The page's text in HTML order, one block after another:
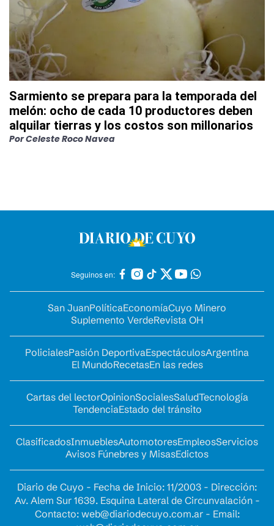
Sarmiento se prepara para la temporada del
melón: ocho de cada 10 productores deben
alquilar tierras y los costos son millonarios
PorCeleste Roco Navea
Seguinos en:
San JuanPolíticaEconomíaCuyo Minero
Suplemento VerdeRevista OH
PolicialesPasión DeportivaEspectáculosArgentina
El MundoRecetasEn las redes
Cartas del lectorOpinionSocialesSaludTecnología
TendenciaEstado del tránsito
ClasificadosInmueblesAutomotoresEmpleosServicios
Avisos Fúnebres y MisasEdictos
Diario de Cuyo - Fecha de Inicio: 11/2003 - Dirección:
Av. Alem Sur 1639. Esquina Lateral de Circunvalación -
Contacto: web@diariodecuyo.com.ar- Email: